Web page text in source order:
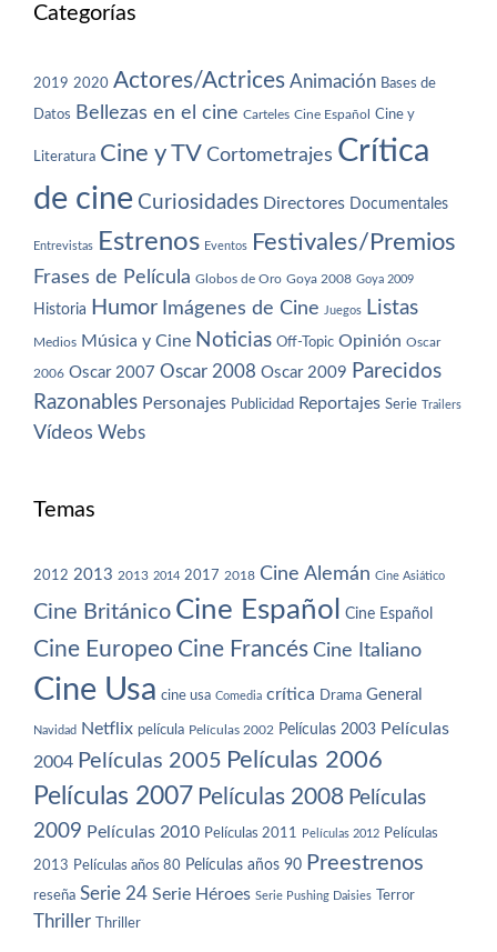
Categorías
2019 2020 Actores/Actrices Animación Bases de
Datos Bellezas en el cine Carteles Cine Español Cine y
Literatura Cine y TV Cortometrajes Crítica
de cine Curiosidades Directores Documentales
Entrevistas Estrenos Eventos Festivales/Premios
Frases de Película Globos de Oro Goya 2008 Goya 2009
Historia Humor Imágenes de Cine Juegos Listas
Medios Música y Cine Noticias Off-Topic Opinión Oscar
2006 Oscar 2007 Oscar 2008 Oscar 2009 Parecidos
Razonables Personajes Publicidad Reportajes Serie Trailers
Vídeos Webs
Temas
2012 2013 2013 2014 2017 2018 Cine Alemán Cine Asiático
Cine Británico Cine Español Cine Español
Cine Europeo Cine Francés Cine Italiano
Cine Usa cine usa Comedia crítica Drama General
Navidad Netflix película Películas 2002 Películas 2003 Películas
2004 Películas 2005 Películas 2006
Películas 2007 Películas 2008 Películas
2009 Películas 2010 Películas 2011 Películas 2012 Películas
2013 Películas años 80 Películas años 90 Preestrenos
reseña Serie 24 Serie Héroes Serie Pushing Daisies Terror
Thriller Thriller